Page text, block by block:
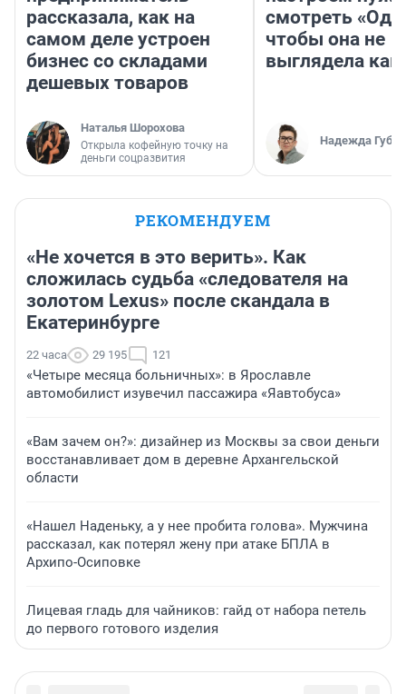
рассказала, как на
самом деле устроен
бизнес со складами
дешевых товаров
Наталья Шорохова
Открыла кофейную точку на
деньги соцразвития
смотреть
чтобы она не
выглядела как
Надежда
РЕКОМЕНДУЕМ
«Не хочется в это верить». Как
сложилась судьба «следователя на
золотом Lexus» после скандала в
Екатеринбурге
22 часа 29 195 121
«Четыре месяца больничных»: в Ярославле
автомобилист изувечил пассажира «Яавтобуса»
«Вам зачем он?»: дизайнер из Москвы за свои деньги
восстанавливает дом в деревне Архангельской
области
«Нашел Наденьку, а у нее пробита голова». Мужчина
рассказал, как потерял жену при атаке БПЛА в
Архипо-Осиповке
Лицевая гладь для чайников: гайд от набора петель
до первого готового изделия